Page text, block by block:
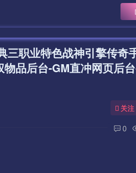
三职业特色战神引擎传奇
品后台-GM直冲网页后
关注
0